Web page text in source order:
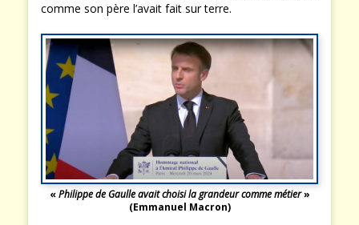
comme son père l’avait fait sur terre.
«Philippe de Gaulle avait choisi la grandeur comme métier»
(Emmanuel Macron)